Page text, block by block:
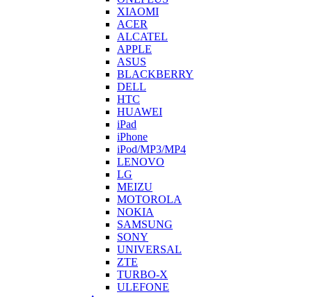
XIAOMI
ACER
ALCATEL
APPLE
ASUS
BLACKBERRY
DELL
HTC
HUAWEI
iPad
iPhone
iPod/MP3/MP4
LENOVO
LG
MEIZU
MOTOROLA
NOKIA
SAMSUNG
SONY
UNIVERSAL
ZTE
TURBO-X
ULEFONE